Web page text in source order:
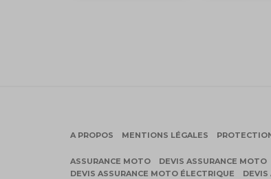
A PROPOS MENTIONS LÉGALES
ASSURANCE MOTO DEVIS ASSURANCE MOTO
DEVIS ASSURANCE MOTO ÉLECTRIQUE
DEVIS